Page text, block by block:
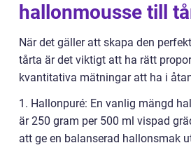
hallonmousse till
När det gäller att skapa den
tårta är det viktigt att ha rätt
kvantitativa mätningar att ha i
1. Hallonpuré: En vanlig mängd
är 250 gram per 500 ml vispad
att ge en balanserad hallonsmak